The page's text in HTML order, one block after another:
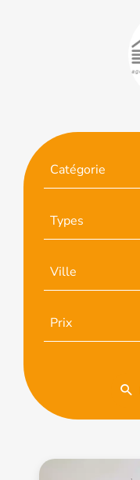
Catégorie
Types
Ville
Prix